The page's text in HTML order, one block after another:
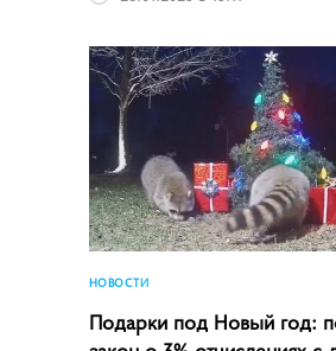
НОВОСТИ
Подарки под Новый год: